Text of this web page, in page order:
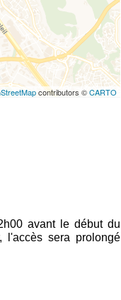
contributors ©CARTO
avant le début du
l'accès sera prolongé